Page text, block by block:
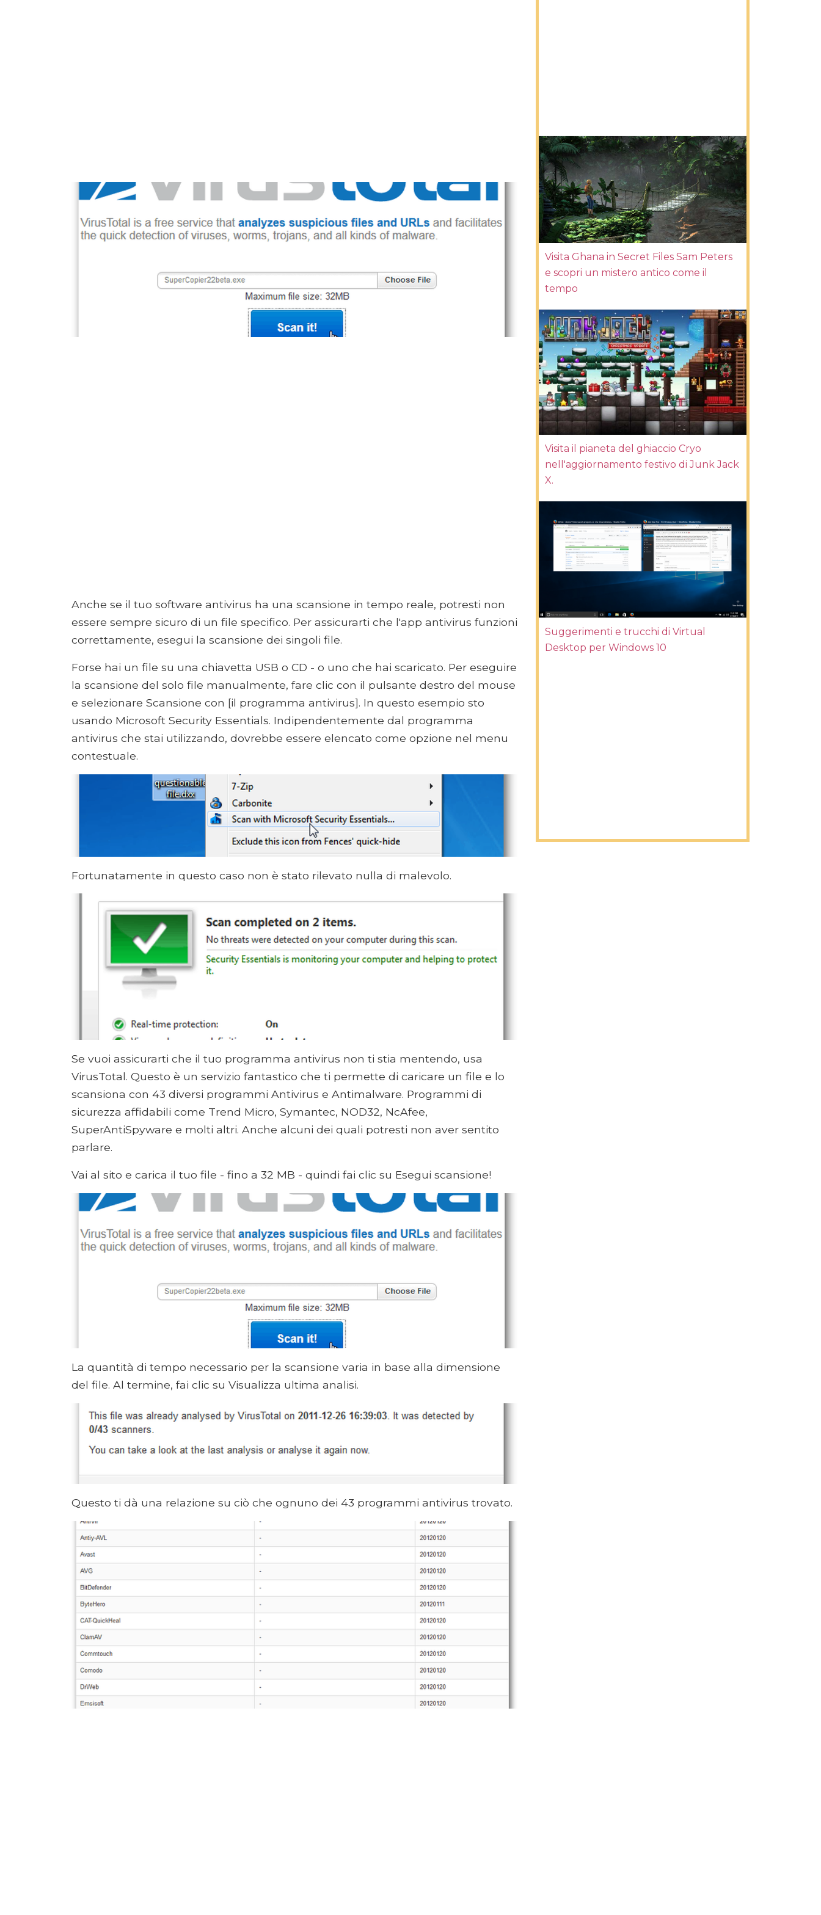
Anche se il tuo software antivirus ha una scansione in tempo reale, potresti non
essere sempre sicuro di un file specifico. Per assicurarti che l'app antivirus funzioni
correttamente, esegui la scansione dei singoli file.
Forse hai un file su una chiavetta USB o CD - o uno che hai scaricato. Per eseguire
la scansione del solo file manualmente, fare clic con il pulsante destro del mouse
e selezionare Scansione con [il programma antivirus]. In questo esempio sto
usando Microsoft Security Essentials. Indipendentemente dal programma
antivirus che stai utilizzando, dovrebbe essere elencato come opzione nel menu
contestuale.
Fortunatamente in questo caso non è stato rilevato nulla di malevolo.
Se vuoi assicurarti che il tuo programma antivirus non ti stia mentendo, usa
VirusTotal. Questo è un servizio fantastico che ti permette di caricare un file e lo
scansiona con 43 diversi programmi Antivirus e Antimalware. Programmi di
sicurezza affidabili come Trend Micro, Symantec, NOD32, NcAfee,
SuperAntiSpyware e molti altri. Anche alcuni dei quali potresti non aver sentito
parlare.
Vai al sito e carica il tuo file - fino a 32 MB - quindi fai clic su Esegui scansione!
La quantità di tempo necessario per la scansione varia in base alla dimensione
del file. Al termine, fai clic su Visualizza ultima analisi.
Questo ti dà una relazione su ciò che ognuno dei 43 programmi antivirus trovato.
Visita Ghana in Secret Files Sam Peters
e scopri un mistero antico come il
tempo
Visita il pianeta del ghiaccio Cryo
nell'aggiornamento festivo di Junk Jack
X.
Suggerimenti e trucchi di Virtual
Desktop per Windows 10